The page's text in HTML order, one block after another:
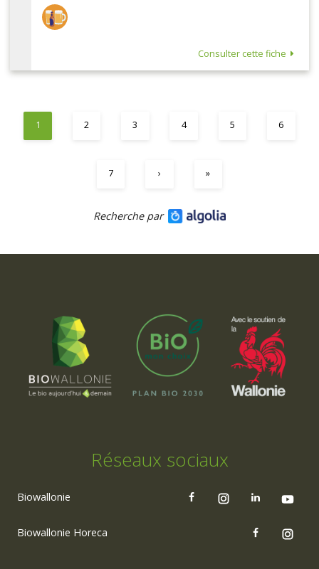
Consulter cette fiche
1 2 3 4 5 6
7 › »
Recherche par
Réseaux sociaux
Biowallonie
Biowallonie Horeca